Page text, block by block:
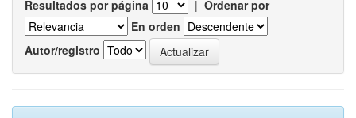
Resultados por página | Ordenar por
En orden
Autor/registro